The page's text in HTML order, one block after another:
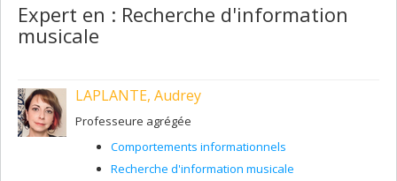
Expert en : Recherche d'information
musicale
LAPLANTE, Audrey
Professeure agrégée
Comportements informationnels
Recherche d'information musicale